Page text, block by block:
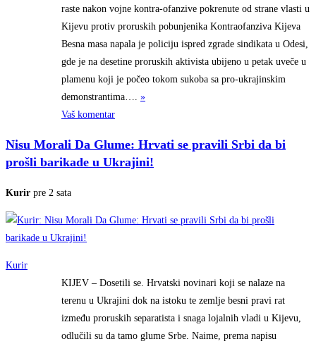
raste nakon vojne kontra-ofanzive pokrenute od strane vlasti u
Kijevu protiv proruskih pobunjenika Kontraofanziva Kijeva
Besna masa napala je policiju ispred zgrade sindikata u Odesi,
gde je na desetine proruskih aktivista ubijeno u petak uveče u
plamenu koji je počeo tokom sukoba sa pro-ukrajinskim
demonstrantima…. »
Vaš komentar
Nisu Morali Da Glume: Hrvati se pravili Srbi da bi
prošli barikade u Ukrajini!
Kurir pre 2 sata
Kurir
KIJEV – Dosetili se. Hrvatski novinari koji se nalaze na
terenu u Ukrajini dok na istoku te zemlje besni pravi rat
između proruskih separatista i snaga lojalnih vladi u Kijevu,
odlučili su da tamo glume Srbe. Naime, prema napisu